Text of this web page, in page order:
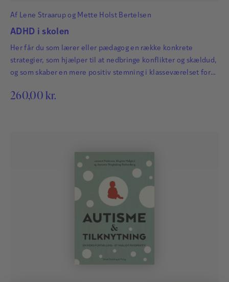
Af Lene Straarup og Mette Holst Bertelsen
ADHD i skolen
Her får du som lærer eller pædagog en række konkrete
strategier, som hjælper til at nedbringe konflikter og skældud,
og som skaber en mere positiv stemning i klasseværelset for
kommunikation kan lærere og pædagoger hjælpe børn til
260,00 kr.